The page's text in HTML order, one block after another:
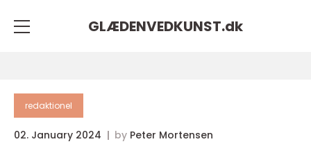
GLÆDENVEDKUNST.dk
redaktionel
02. January 2024 by Peter Mortensen